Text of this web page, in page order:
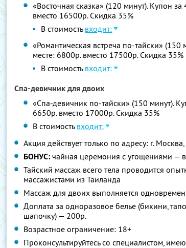
«Восточная сказка» (120 минут). Купон
вместо 16500р. Скидка 35%
В стоимость входит:
«Романтическая встреча по-тайски»
месте: 6800р. вместо 17500р. Скидка 35%
В стоимость входит:
Спа-девичник для двоих
«Спа-девичник по-тайски» (150 минут).
6650р. вместо 17000р. Скидка 35%
В стоимость входит:
Акция действует только по адресу: г.
БОНУС: чайная церемония с угощениями —
Тайский массаж всего тела проводится
массажистами из Таиланда
Массаж для двоих выполняется
Доплата за одноразовое белье (бикини,
шапочку) — 200р.
Возрастное ограничение: 18+
Проконсультируйтесь со специалистом,